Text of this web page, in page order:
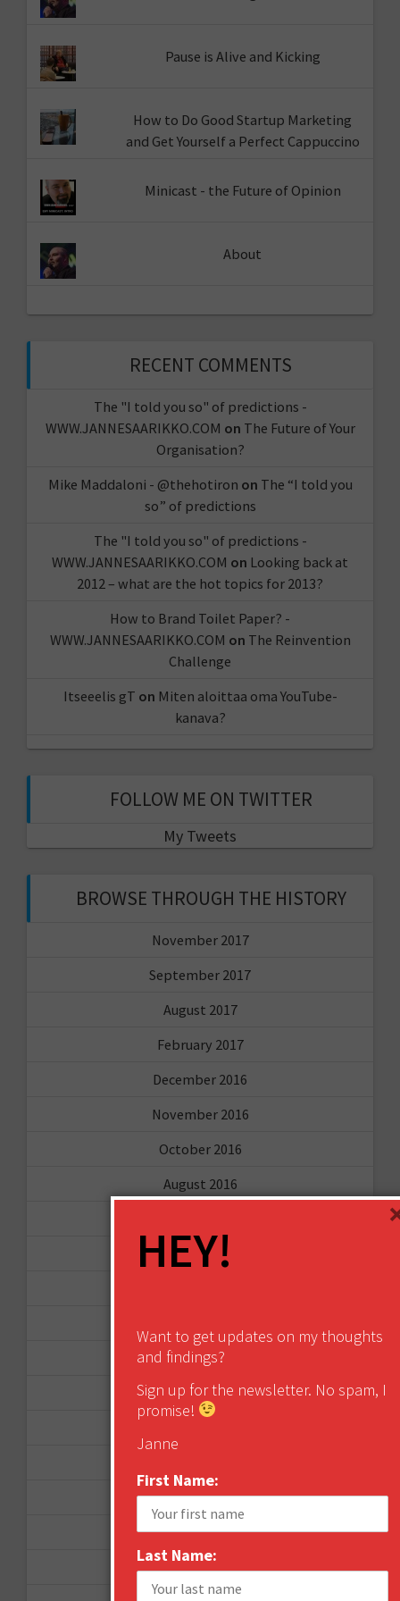
Pause is Alive and Kicking
How to Do Good Startup Marketing
and Get Yourself a Perfect Cappuccino
Minicast - the Future of Opinion
About
RECENT COMMENTS
The "I told you so" of predictions -
WWW.JANNESAARIKKO.COM on The Future of Your
Organisation?
Mike Maddaloni - @thehotiron on The “I told you
so” of predictions
The "I told you so" of predictions -
WWW.JANNESAARIKKO.COM on Looking back at
2012 – what are the hot topics for 2013?
How to Brand Toilet Paper? -
WWW.JANNESAARIKKO.COM on The Reinvention
Challenge
Itseeelis gT on Miten aloittaa oma YouTube-
kanava?
FOLLOW ME ON TWITTER
My Tweets
BROWSE THROUGH THE HISTORY
November 2017
September 2017
August 2017
February 2017
December 2016
November 2016
October 2016
August 2016
April 2016
December 2015
November 2015
February 2015
January 2015
April 2014
HEY!
Want to get updates on my thoughts
and findings?
Sign up for the newsletter. No spam, I
promise!
Janne
First Name:
Last Name: